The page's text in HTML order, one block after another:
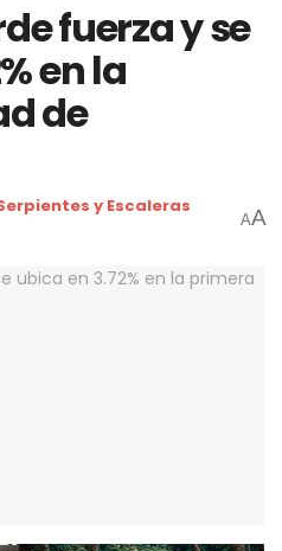
fuerza y se
en la
de
y Escaleras
AA